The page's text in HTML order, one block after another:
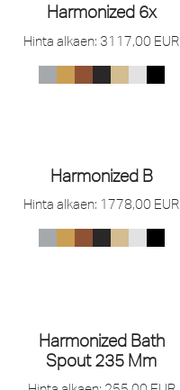
Harmonized 6x
Hinta alkaen: 3117,00 EUR
Harmonized B
Hinta alkaen: 1778,00 EUR
Harmonized Bath
Spout 235 Mm